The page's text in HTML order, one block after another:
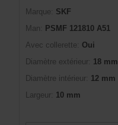
Marque:
SKF
Man:
PSMF 121810 A51
Avec collerette:
Oui
Diamètre extérieur: 18 mm
Diamètre intérieur: 12 mm
Largeur: 10 mm